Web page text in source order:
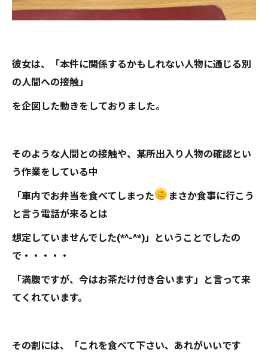
彼女は、「本件に関係するかもしれない人物に通じる別
の人間への接触」
を企図した動きをしておりました。
そのような人間との接触や、某所出入り人物の確認とい
う作業をしている中
「車内でお弁当を食べてしまった
まさか食事に行こう
と言う電話が来るとは
想定していませんでした(*^-^*)」ということでしたの
で・・・・・
「満腹ですが、今はお茶だけ付き合います」と言って来
てくれています。
その割には、「これを食べて下さい、あれがいいです